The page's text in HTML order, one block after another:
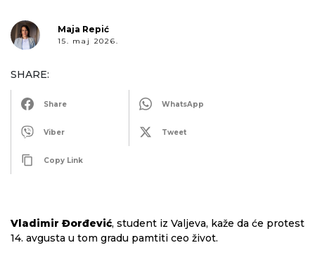
Maja Repić
15. maj 2026.
SHARE:
Share WhatsApp
Viber Tweet
Copy Link
Vladimir Đorđević, student iz Valjeva, kaže da će protest
14. avgusta u tom gradu pamtiti ceo život.